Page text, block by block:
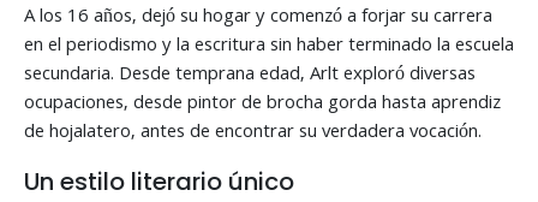
A los 16 años, dejó su hogar y comenzó a forjar su carrera
en el periodismo y la escritura sin haber terminado la escuela
secundaria. Desde temprana edad, Arlt exploró diversas
ocupaciones, desde pintor de brocha gorda hasta aprendiz
de hojalatero, antes de encontrar su verdadera vocación.
Un estilo literario único